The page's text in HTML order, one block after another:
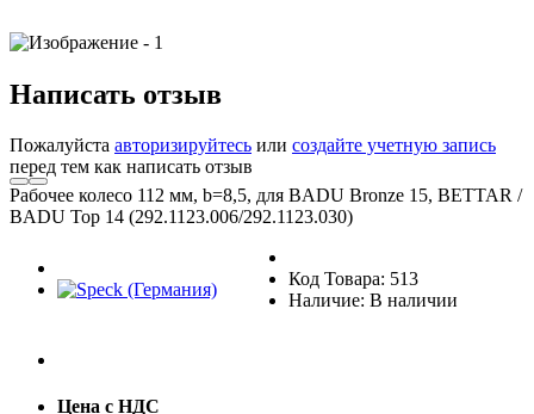
Написать отзыв
Пожалуйста авторизируйтесь или создайте учетную запись
перед тем как написать отзыв
Рабочее колесо 112 мм, b=8,5, для BADU Bronze 15, BETTAR /
BADU Top 14 (292.1123.006/292.1123.030)
Код Товара: 513
Наличие: В наличии
Цена с НДС